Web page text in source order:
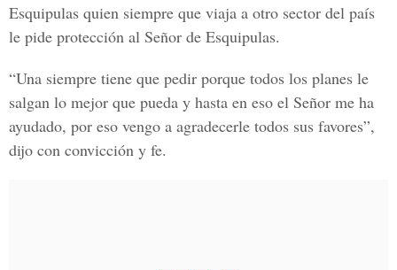
Esquipulas quien siempre que viaja a otro sector del país
le pide protección al Señor de Esquipulas.
“Una siempre tiene que pedir porque todos los planes le
salgan lo mejor que pueda y hasta en eso el Señor me ha
ayudado, por eso vengo a agradecerle todos sus favores”,
dijo con convicción y fe.